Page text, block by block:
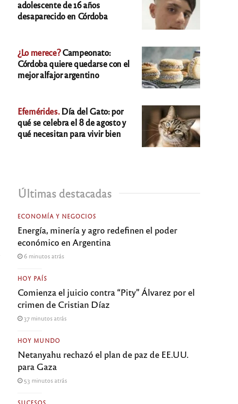
adolescente de 16 años
desaparecido en Córdoba
¿Lo merece?Campeonato:
Córdoba quiere quedarse con el
mejor alfajor argentino
Efemérides.Día del Gato: por
qué se celebra el 8 de agosto y
qué necesitan para vivir bien
Últimas destacadas
ECONOMÍA Y NEGOCIOS
Energía, minería y agro redefinen el poder
económico en Argentina
6 minutos atrás
HOY PAÍS
Comienza el juicio contra “Pity” Álvarez por el
crimen de Cristian Díaz
37 minutos atrás
HOY MUNDO
Netanyahu rechazó el plan de paz de EE.UU.
para Gaza
53 minutos atrás
SUCESOS